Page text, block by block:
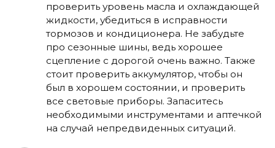
проверить уровень масла и охлаждающей
жидкости, убедиться в исправности
тормозов и кондиционера. Не забудьте
про сезонные шины, ведь хорошее
сцепление с дорогой очень важно. Также
стоит проверить аккумулятор, чтобы он
был в хорошем состоянии, и проверить
все световые приборы. Запаситесь
необходимыми инструментами и аптечкой
на случай непредвиденных ситуаций.